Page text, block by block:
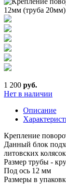
1 200 руб.
Нет в наличии
Описание
Крепление
Данный блок
литовских
Размер трубы -
Под ось 12 мм
Размеры в